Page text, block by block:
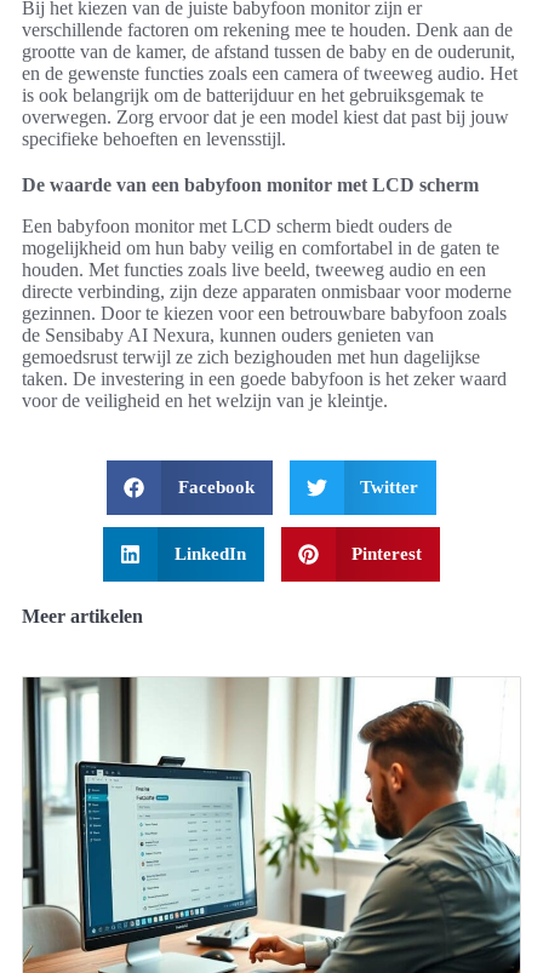
Bij het kiezen van de juiste babyfoon monitor zijn er
verschillende factoren om rekening mee te houden. Denk aan de
grootte van de kamer, de afstand tussen de baby en de ouderunit,
en de gewenste functies zoals een camera of tweeweg audio. Het
is ook belangrijk om de batterijduur en het gebruiksgemak te
overwegen. Zorg ervoor dat je een model kiest dat past bij jouw
specifieke behoeften en levensstijl.
De waarde van een babyfoon monitor met LCD scherm
Een babyfoon monitor met LCD scherm biedt ouders de
mogelijkheid om hun baby veilig en comfortabel in de gaten te
houden. Met functies zoals live beeld, tweeweg audio en een
directe verbinding, zijn deze apparaten onmisbaar voor moderne
gezinnen. Door te kiezen voor een betrouwbare babyfoon zoals
de Sensibaby AI Nexura, kunnen ouders genieten van
gemoedsrust terwijl ze zich bezighouden met hun dagelijkse
taken. De investering in een goede babyfoon is het zeker waard
voor de veiligheid en het welzijn van je kleintje.
Facebook Twitter
LinkedIn Pinterest
Meer artikelen